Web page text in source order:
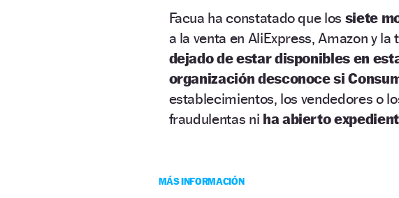
Facua ha constatado que los siete
a la venta en AliExpress, Amazon y la
dejado de estar disponibles en
organización desconoce si
establecimientos, los vendedores o
fraudulentas ni ha abierto
MÁS INFORMACIÓN